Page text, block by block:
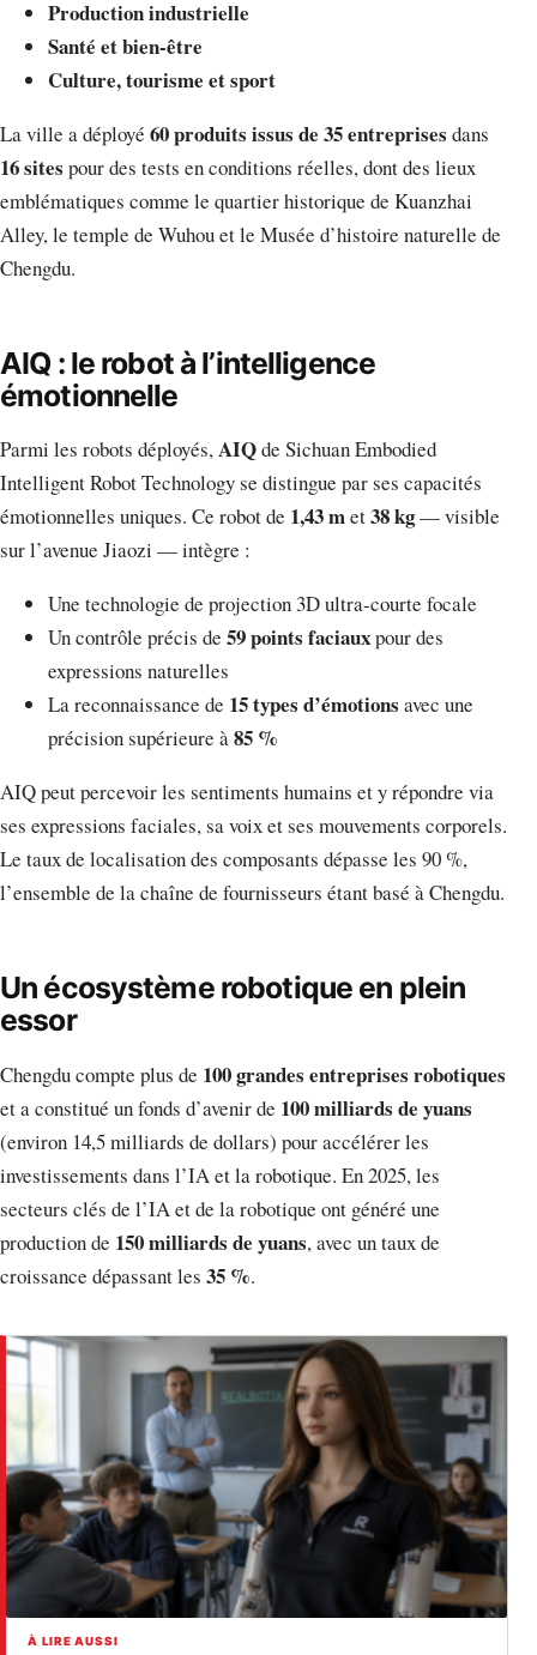
Production industrielle
Santé et bien-être
Culture, tourisme et sport
La ville a déployé 60 produits issus de 35 entreprises dans
16 sites pour des tests en conditions réelles, dont des lieux
emblématiques comme le quartier historique de Kuanzhai
Alley, le temple de Wuhou et le Musée d’histoire naturelle de
Chengdu.
AIQ : le robot à l’intelligence
émotionnelle
Parmi les robots déployés,AIQde Sichuan Embodied
Intelligent Robot Technology se distingue par ses capacités
émotionnelles uniques. Ce robot de 1,43 met38 kg— visible
sur l’avenue Jiaozi — intègre :
Une technologie de projection 3D ultra-courte focale
Un contrôle précis de 59 points faciauxpour des
expressions naturelles
La reconnaissance de 15 types d’émotions avec une
précision supérieure à85 %
AIQ peut percevoir les sentiments humains et y répondre via
ses expressions faciales, sa voix et ses mouvements corporels.
Le taux de localisation des composants dépasse les 90 %,
l’ensemble de la chaîne de fournisseurs étant basé à Chengdu.
Un écosystème robotique en plein
essor
Chengdu compte plus de 100 grandes entreprises robotiques
et a constitué un fonds d’avenir de 100 milliards de yuans
(environ 14,5 milliards de dollars) pour accélérer les
investissements dans l’IA et la robotique. En 2025, les
secteurs clés de l’IA et de la robotique ont généré une
production de 150 milliards de yuans, avec un taux de
croissance dépassant les 35 %.
À LIRE AUSSI